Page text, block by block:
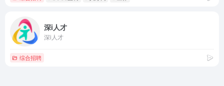
深i人才
深i人才
综合招聘